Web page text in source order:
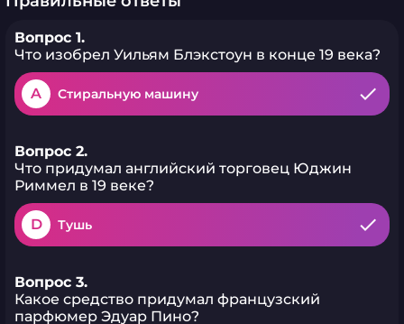
Вопрос 1.
Что изобрел Уильям Блэкстоун в конце 19 века?
A Стиральную машину
Вопрос 2.
Что придумал английский торговец Юджин
Риммел в 19 веке?
D Тушь
Вопрос 3.
Какое средство придумал французский
парфюмер Эдуар Пино?